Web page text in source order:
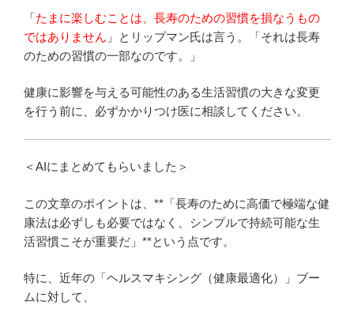
「たまに楽しむことは、長寿のための習慣を損なうもの
ではありません 」とリップマン氏は言う。「それは長寿
のための習慣の一部なのです。」
健康に影響を与える可能性のある生活習慣の大きな変更
を行う前に、必ずかかりつけ医に相談してください。
＜AIにまとめてもらいました＞
この文章のポイントは、**「長寿のために高価で極端な健
康法は必ずしも必要ではなく、シンプルで持続可能な生
活習慣こそが重要だ」**という点です。
特に、近年の「ヘルスマキシング（健康最適化）」ブー
ムに対して、